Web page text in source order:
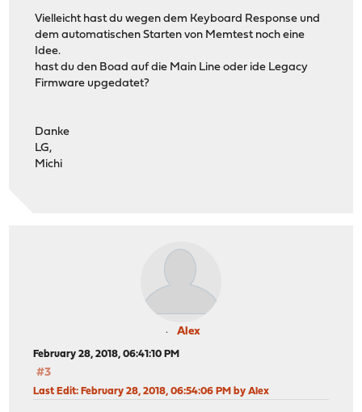
Vielleicht hast du wegen dem Keyboard Response und
dem automatischen Starten von Memtest noch eine
Idee.
hast du den Boad auf die Main Line oder ide Legacy
Firmware upgedatet?
Danke
LG,
Michi
Alex
February 28, 2018, 06:41:10 PM
#3
Last Edit: February 28, 2018, 06:54:06 PM by Alex